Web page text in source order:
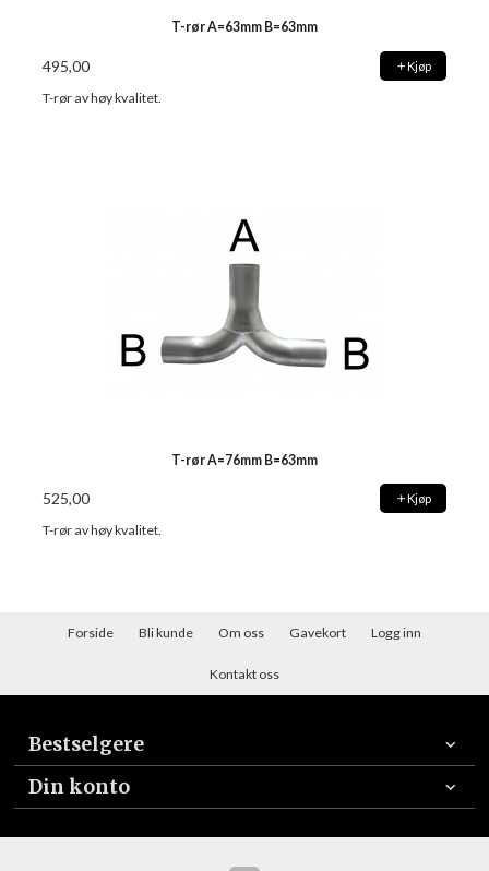
T-rør A=63mm B=63mm
495,00 Kjøp
T-rør av høy kvalitet.
T-rør A=76mm B=63mm
525,00 Kjøp
T-rør av høy kvalitet.
Forside Bli kunde Om oss Gavekort Logg inn
Kontakt oss
Bestselgere
Din konto